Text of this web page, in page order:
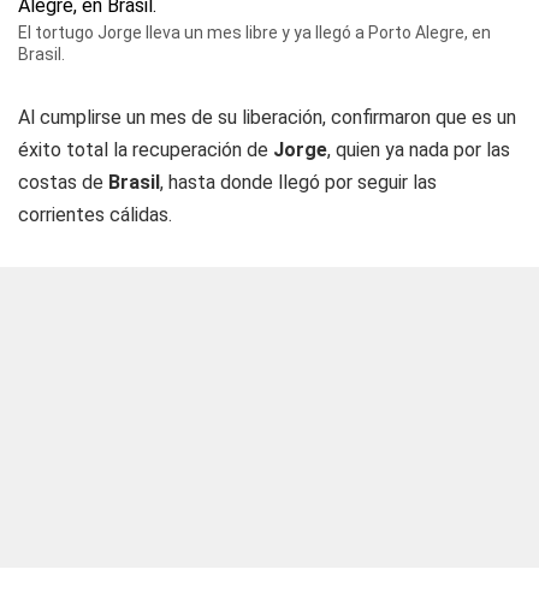
El tortugo Jorge lleva un mes libre y ya llegó a Porto Alegre, en
Brasil.
Al cumplirse un mes de su liberación, confirmaron que es un
éxito total la recuperación de Jorge, quien ya nada por las
costas de Brasil, hasta donde llegó por seguir las
corrientes cálidas.